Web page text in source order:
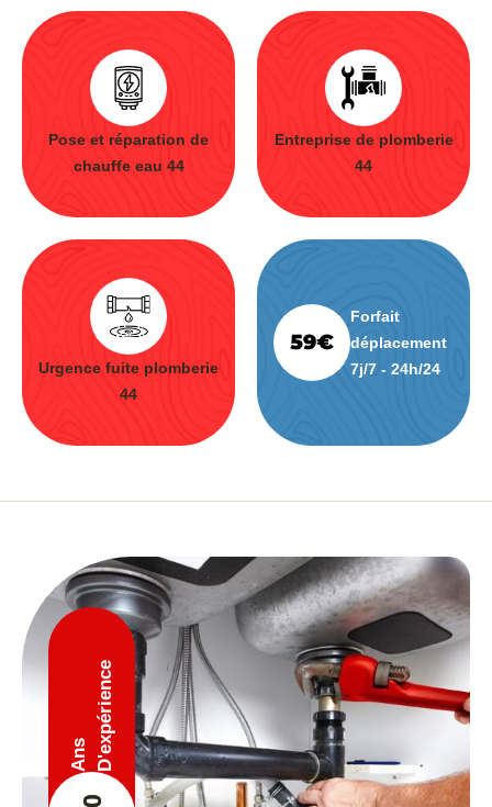
Pose et réparation de
chauffe eau 44
Entreprise de plomberie
44
Urgence fuite plomberie
44
Forfait
déplacement
7j/7 - 24h/24
Ans D'expérience